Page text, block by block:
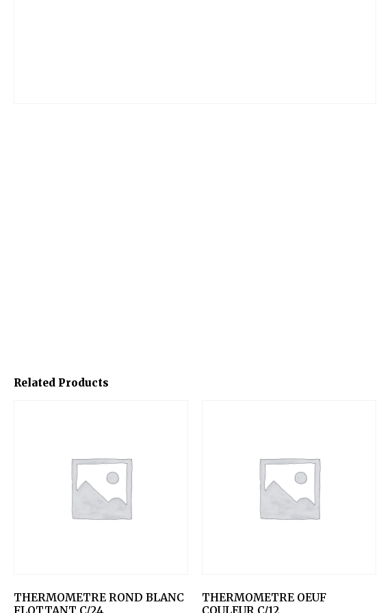
Related Products
THERMOMETRE ROND BLANC
THERMOMETRE OEUF